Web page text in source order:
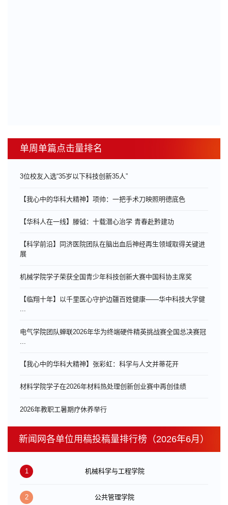
单周单篇点击量排名
3位校友入选“35岁以下科技创新35人”
【我心中的华科大精神】项帅：一把手术刀映照明德底色
【华科人在一线】滕钺：十载潜心治学 青春赴黔建功
【科学前沿】同济医院团队在脑出血后神经再生领域取得关键进
展
机械学院学子荣获全国青少年科技创新大赛中国科协主席奖
【临翔十年】以千里医心守护边疆百姓健康——华中科技大学健
...
电气学院团队蝉联2026年华为终端硬件精英挑战赛全国总决赛冠
【我心中的华科大精神】张彩虹：科学与人文并蒂花开
材料学院学子在2026年材料热处理创新创业赛中再创佳绩
​2026年教职工暑期疗休养举行
新闻网各单位用稿投稿量排行榜（2026年6月）
1 机械科学与工程学院
2 公共管理学院